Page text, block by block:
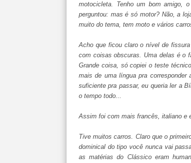
motocicleta. Tenho um bom amigo,
perguntou: mas é só motor? Não, a
muito do tema, tem moto e vários
Acho que ficou claro o nível de
com coisas obscuras. Uma delas é o
Grande coisa, só copiei o teste
mais de uma língua pra
suficiente pra passar, eu queria ler a
o tempo todo...
Assim foi com mais francês, italiano e
Tive muitos carros. Claro que o
dominical do tipo você nunca vai
as matérias do Clássico eram